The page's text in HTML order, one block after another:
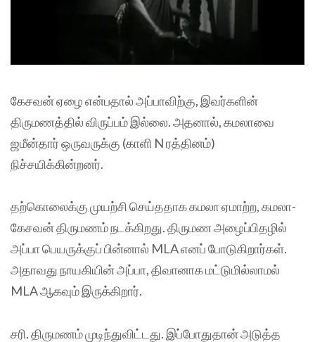
கேசவன் ஏழை என்பதால் அப்பாவிற்கு, இவர்களின்
திருமணத்தில் விருப்பம் இல்லை. அதனால், கமலாவை
ஜமீன்தார் ஒருவருக்கு (காளி N ரத்தினம்)
நிச்சயிக்கின்றனர்.
தற்கொலைக்கு முயற்சி செய்ததாக கமலா ஏமாற்ற, கமலா-
கேசவன் திருமணம் நடக்கிறது. திருமண அழைப்பிதழில்
அப்பா பெயருக்குப் பின்னால் MLA எனப் போடுகிறார்கள்.
அதாவது நாயகியின் அப்பா, திவானாக மட்டுமில்லாமல்
MLA ஆகவும் இருக்கிறார்.
சரி. திருமணம் முடிந்துவிட்டது. இப்போதுதான் அடுத்த